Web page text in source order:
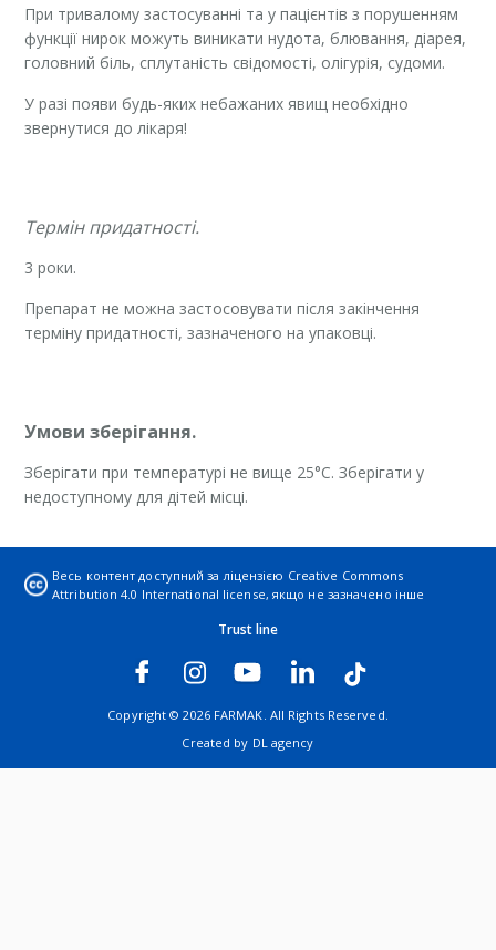
При тривалому застосуванні та у пацієнтів з порушенням
функції нирок можуть виникати нудота, блювання, діарея,
головний біль, сплутаність свідомості, олігурія, судоми.
У разі появи будь-яких небажаних явищ необхідно
звернутися до лікаря!
Термін придатності.
3 роки.
Препарат не можна застосовувати після закінчення
терміну придатності, зазначеного на упаковці.
Умови зберігання.
Зберігати при температурі не вище 25°С. Зберігати у
недоступному для дітей місці.
Весь контент доступний за ліцензією Creative Commons
Attribution 4.0 International license, якщо не зазначено інше
Trust line
Copyright © 2026 FARMAK. All Rights Reserved.
Created by DL agency